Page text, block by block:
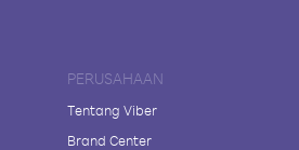
PERUSAHAAN
Tentang Viber
Brand Center